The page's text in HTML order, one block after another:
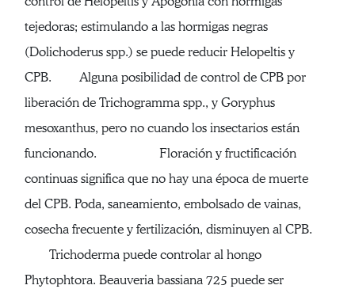
tejedoras; estimulando a las hormigas negras
(Dolichoderus spp.) se puede reducir Helopeltis y
CPB. Alguna posibilidad de control de CPB por
liberación de Trichogramma spp., y Goryphus
mesoxanthus, pero no cuando los insectarios están
funcionando. Floración y fructificación
continuas significa que no hay una época de muerte
del CPB. Poda, saneamiento, embolsado de vainas,
cosecha frecuente y fertilización, disminuyen al CPB.
Trichoderma puede controlar al hongo
Phytophtora. Beauveria bassiana 725 puede ser